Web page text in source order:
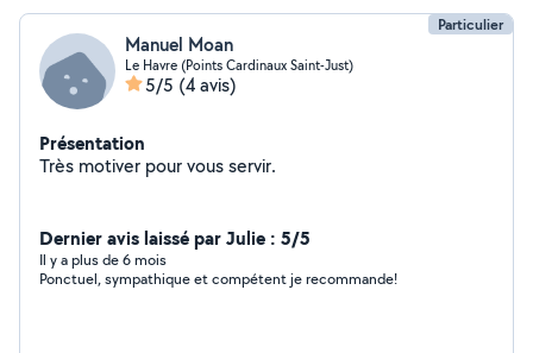
Particulier
Manuel Moan
Le Havre (Points Cardinaux Saint-Just)
5/5 (4 avis)
Présentation
Très motiver pour vous servir.
Dernier avis laissé par Julie : 5/5
Il y a plus de 6 mois
Ponctuel, sympathique et compétent je recommande!